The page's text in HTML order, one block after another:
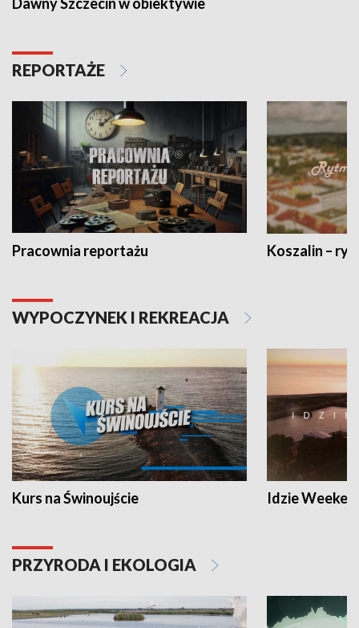
Dawny Szczecin w obiektywie
REPORTAŻE
Pracownia reportażu Koszalin –
WYPOCZYNEK I REKREACJA
Kurs na Świnoujście Idzie
PRZYRODA I EKOLOGIA